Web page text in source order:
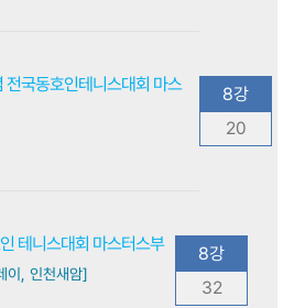
국동호인테니스대회 마스
8강
20
테니스대회 마스터스부
이, 인천새암]
8강
32